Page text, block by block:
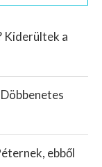
Kiderültek a
ebből